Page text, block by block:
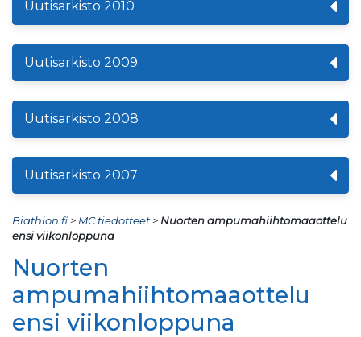
Uutisarkisto 2010
Uutisarkisto 2009
Uutisarkisto 2008
Uutisarkisto 2007
Biathlon.fi> MC tiedotteet> Nuorten ampumahiihtomaaottelu
ensi viikonloppuna
Nuorten
ampumahiihtomaaottelu
ensi viikonloppuna